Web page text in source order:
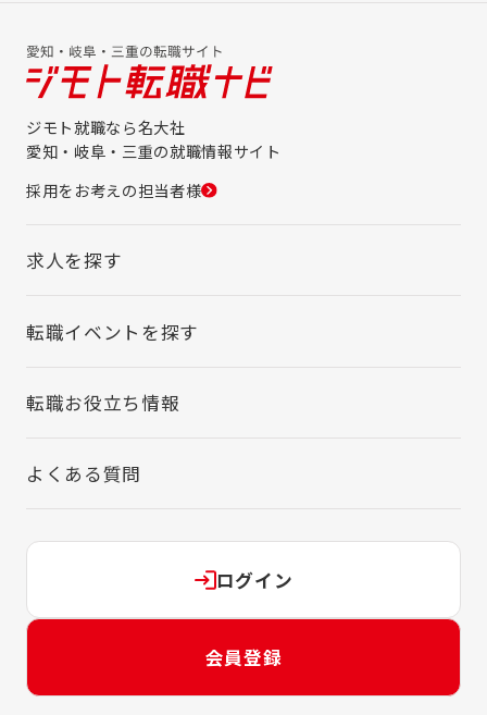
ジモト就職なら名大社
愛知・岐阜・三重の就職情報サイト
採用をお考えの担当者様
求人を探す
転職イベントを探す
転職お役立ち情報
よくある質問
ログイン
会員登録